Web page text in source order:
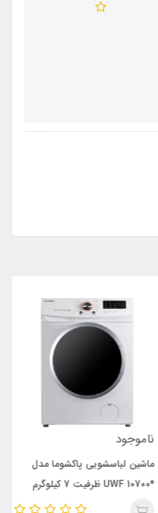
ناموجود
ماشین لباسشویی پاکشوما مدل